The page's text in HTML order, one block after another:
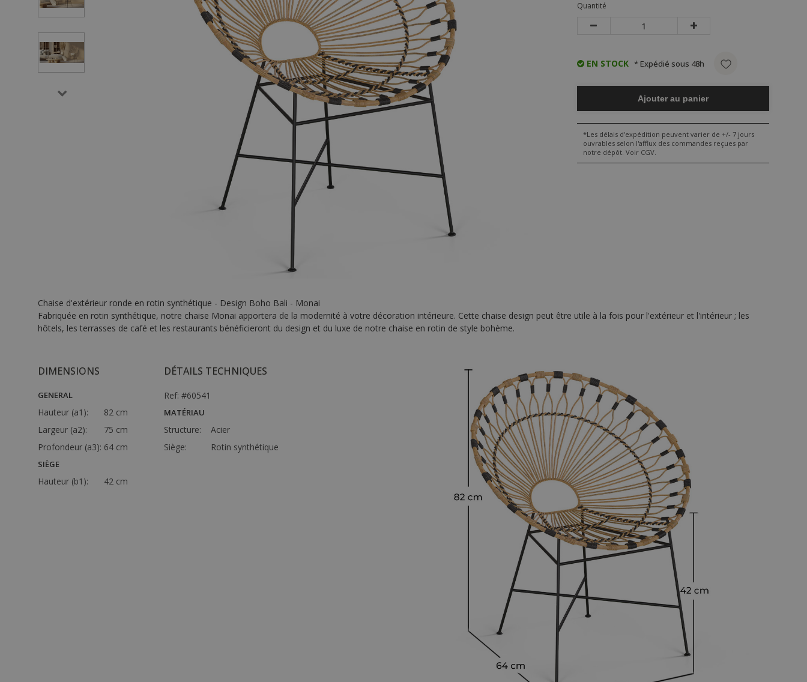
Quantité
EN STOCK * Expédié sous 48h
Ajouter au panier
*Les délais d'expédition peuvent varier de +/- 7 jours
ouvrables selon l'afflux des commandes reçues par
notre dépôt. Voir CGV.
Chaise d'extérieur ronde en rotin synthétique - Design Boho Bali - Monai
Fabriquée en rotin synthétique, notre chaise Monai apportera de la modernité à votre décoration intérieure. Cette chaise design peut être utile à la fois pour l'extérieur et l'intérieur ; les
hôtels, les terrasses de café et les restaurants bénéficieront du design et du luxe de notre chaise en rotin de style bohème.
DIMENSIONS
GENERAL
Hauteur (a1):
82 cm
Largeur (a2):
75 cm
Profondeur (a3): 64 cm
SIÈGE
Hauteur (b1): 42 cm
DÉTAILS TECHNIQUES
Ref: #60541
MATÉRIAU
Structure:
Acier
Siège:
Rotin synthétique